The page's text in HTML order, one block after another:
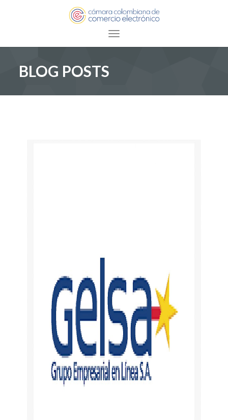
Toggle navigation
BLOG POSTS